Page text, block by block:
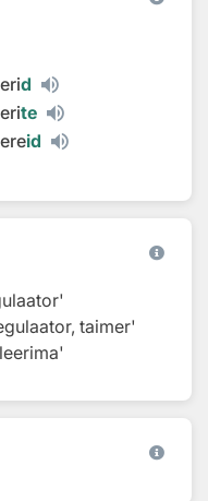
d
te
id
taimer'